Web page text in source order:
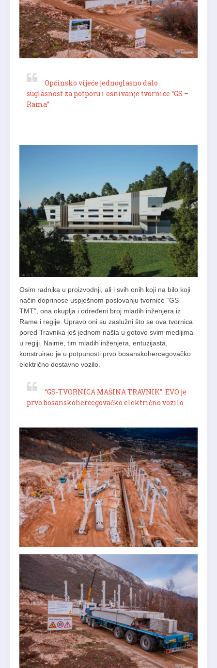
Općinsko vijeće jednoglasno dalo
suglasnost za potporu i osnivanje tvornice “GS –
Rama”
Osim radnika u proizvodnji, ali i svih onih koji na bilo koji
način doprinose uspješnom poslovanju tvornice “GS-
TMT”, ona okuplja i određeni broj mladih inženjera iz
Rame i regije. Upravo oni su zaslužni što se ova tvornica
pored Travnika još jednom našla u gotovo svim medijima
u regiji. Naime, tim mladih inženjera, entuzijasta,
konstruirao je u potpunosti prvo bosanskohercegovačko
električno dostavno vozilo.
“GS-TVORNICA MAŠINA TRAVNIK”: EVO je
prvo bosanskohercegovačko električno vozilo